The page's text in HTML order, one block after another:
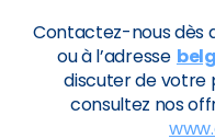
Contactez-nous dès
ou à l’adresse
discuter de votre
consultez nos